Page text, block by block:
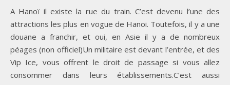
A Hanoï il existe la rue du train. C’est devenu l’une des
attractions les plus en vogue de Hanoi. Toutefois, il y a une
douane a franchir, et oui, en Asie il y a de nombreux
péages (non officiel)Un militaire est devant l’entrée, et des
Vip Ice, vous offrent le droit de passage si vous allez
consommer dans leurs établissements.C’est aussi